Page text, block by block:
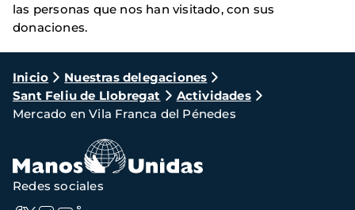
las personas que nos han visitado, con sus
donaciones.
Ruta
de
navegación
Inicio
Nuestras delegaciones
Sant Feliu de Llobregat
Actividades
Mercado en Vila Franca del Pénedes
Redes sociales